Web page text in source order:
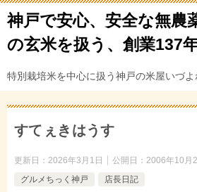
神戸で安心、安全な無農
の玄米を扱う、創業137
特別栽培米を中心に扱う神戸の米屋いづ
すてぇきはうす
更新日： 2026年3月1日 公開日： 2006年10月
グルメちっく神戸
店長日記